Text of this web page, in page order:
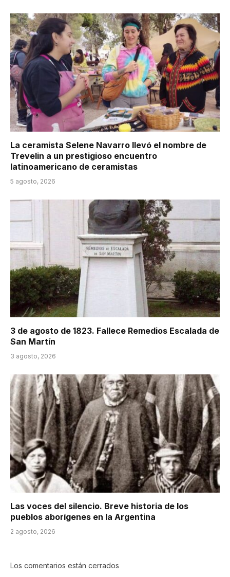
La ceramista Selene Navarro llevó el nombre de
Trevelin a un prestigioso encuentro
latinoamericano de ceramistas
5 agosto, 2026
3 de agosto de 1823. Fallece Remedios Escalada de
San Martín
3 agosto, 2026
Las voces del silencio. Breve historia de los
pueblos aborígenes en la Argentina
2 agosto, 2026
Los comentarios están cerrados